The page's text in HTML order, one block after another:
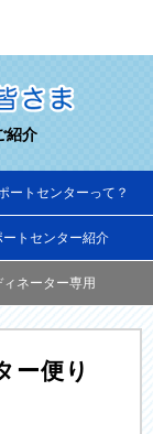
紹介
ートセンターって？
ートセンター紹介
ィネーター専用
ー便り